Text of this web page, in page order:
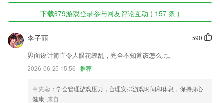
679游戏登录软件特色
1,「转场」大幕拉开、擦除、抖动、3D立体,自然衔接前后视频
2,每次阅读小说都可以轻松进行，带给用户更多的便捷；
3,帮助园区借助物联网、云管端协同、大数据分析及人工智能
4,【证件扫描】
直播、粉丝互动、政务商务、记者工具等多种服务。
下载679游戏登录参与网友评论互动 ( 157 条 )
590
李子丽
界面设计简直令人眼花缭乱，完全不知道该怎么玩。
2026-06-25 15:56 推荐
章先蓉 ：学会管理游戏压力，合理安排游戏时间和休息，保持身心
健康 来自